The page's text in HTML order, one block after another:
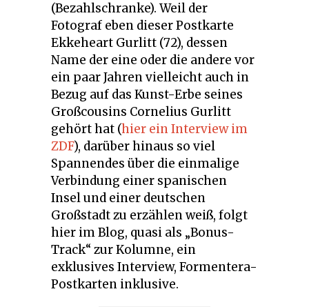
(Bezahlschranke). Weil der
Fotograf eben dieser Postkarte
Ekkeheart Gurlitt (72), dessen
Name der eine oder die andere vor
ein paar Jahren vielleicht auch in
Bezug auf das Kunst-Erbe seines
Großcousins Cornelius Gurlitt
gehört hat (hier ein Interview im
ZDF), darüber hinaus so viel
Spannendes über die einmalige
Verbindung einer spanischen
Insel und einer deutschen
Großstadt zu erzählen weiß, folgt
hier im Blog, quasi als „Bonus-
Track“ zur Kolumne, ein
exklusives Interview, Formentera-
Postkarten inklusive.